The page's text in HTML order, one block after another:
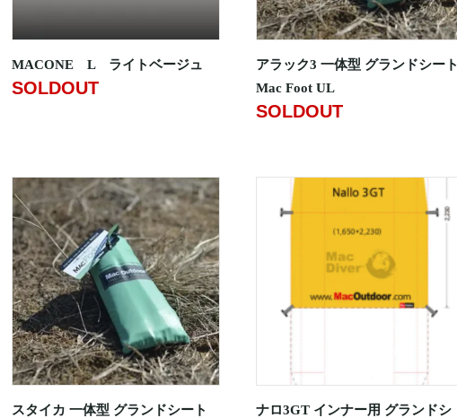
MACONE L ライトベージュ
SOLDOUT
アラック3 一体型 グランドシート
Mac Foot UL
SOLDOUT
スタイカ 一体型 グランドシート
ナロ3GT インナー用 グランドシ